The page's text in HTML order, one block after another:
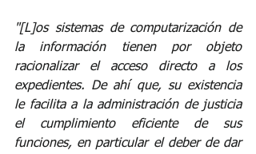
"[L]os sistemas de computarización de
la información tienen por objeto
racionalizar el acceso directo a los
expedientes. De ahí que, su existencia
le facilita a la administración de justicia
el cumplimiento eficiente de sus
funciones, en particular el deber de dar